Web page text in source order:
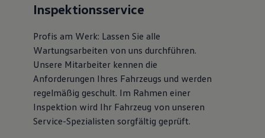
Inspektionsservice
Profis am Werk: Lassen Sie alle
Wartungsarbeiten von uns durchführen.
Unsere Mitarbeiter kennen die
Anforderungen Ihres Fahrzeugs und werden
regelmäßig geschult. Im Rahmen einer
Inspektion wird Ihr Fahrzeug von unseren
Service-Spezialisten sorgfältig geprüft.